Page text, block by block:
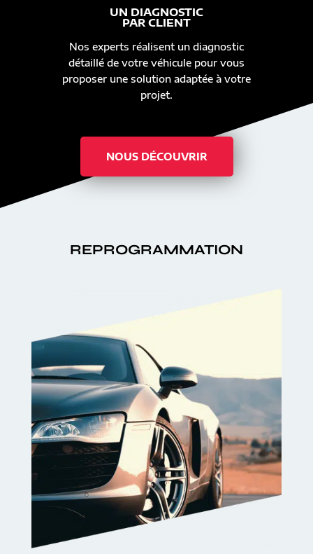
UN DIAGNOSTIC
PAR CLIENT
Nos experts réalisent un diagnostic
détaillé de votre véhicule pour vous
proposer une solution adaptée à votre
projet.
NOUS DÉCOUVRIR
REPROGRAMMATION